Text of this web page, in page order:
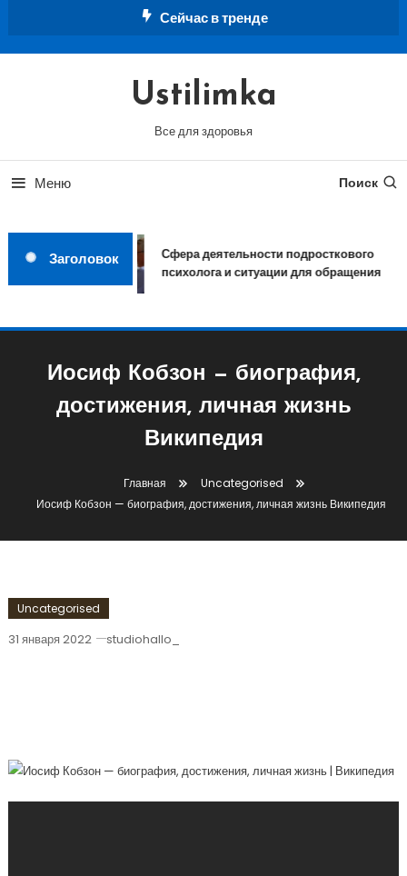
Сейчас в тренде
Ustilimka
Все для здоровья
Меню Поиск
Заголовок
Сфера деятельности подросткового
психолога и ситуации для обращения
Иосиф Кобзон — биография,
достижения, личная жизнь
Википедия
Главная
Uncategorised
Иосиф Кобзон — биография, достижения, личная жизнь Википедия
Uncategorised
31 января 2022 studiohallo_